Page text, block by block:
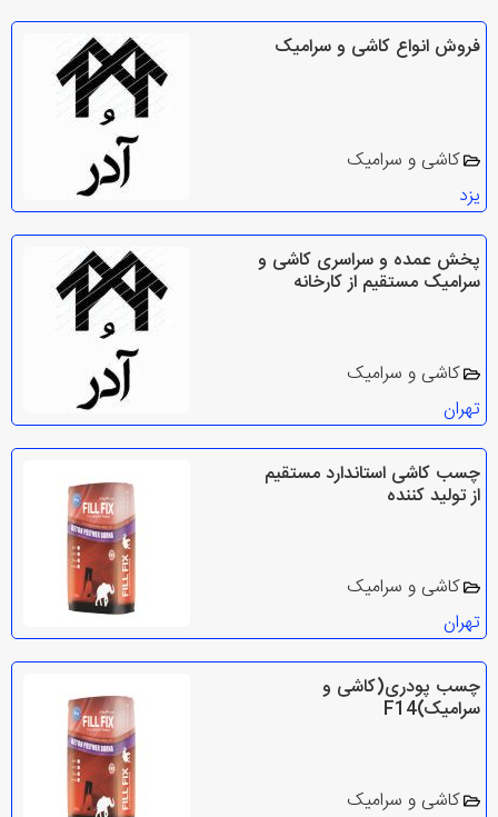
فروش انواع کاشی و سرامیک
کاشی و سرامیک
یزد
پخش عمده و سراسری کاشی و
سرامیک مستقیم از کارخانه
کاشی و سرامیک
تهران
چسب کاشی استاندارد مستقیم
از تولید کننده
کاشی و سرامیک
تهران
چسب پودری(کاشی و
سرامیک)F14
کاشی و سرامیک